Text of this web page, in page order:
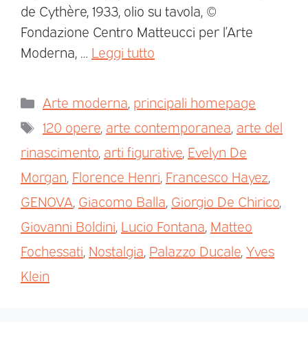
de Cythère, 1933, olio su tavola, ©
Fondazione Centro Matteucci per l’Arte
Moderna, … Leggi tutto
Arte moderna, principali homepage
120 opere, arte contemporanea, arte del
rinascimento, arti figurative, Evelyn De
Morgan, Florence Henri, Francesco Hayez,
GENOVA, Giacomo Balla, Giorgio De Chirico,
Giovanni Boldini, Lucio Fontana, Matteo
Fochessati, Nostalgia, Palazzo Ducale,Yves
Klein